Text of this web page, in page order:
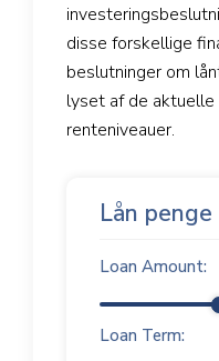
disse forskellige
beslutninger om
lyset af de
renteniveauer.
Lån penge
Loan Amount:
Loan Term: